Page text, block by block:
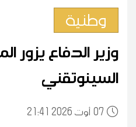
وطنية
وزير الدفاع يزور
السينوتقني
0721:41 2026 أوت